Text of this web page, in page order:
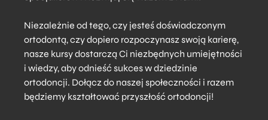
Niezależnie od tego, czy jesteś doświadczonym
ortodontą, czy dopiero rozpoczynasz swoją karierę,
nasze kursy dostarczą Ci niezbędnych umiejętności
i wiedzy, aby odnieść sukces w dziedzinie
ortodoncji. Dołącz do naszej społeczności i razem
będziemy kształtować przyszłość ortodoncji!